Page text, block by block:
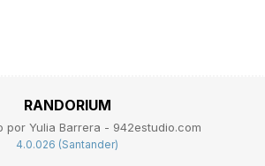
RANDORIUM
por Yulia Barrera - 942estudio.com
4.0.026 (Santander)